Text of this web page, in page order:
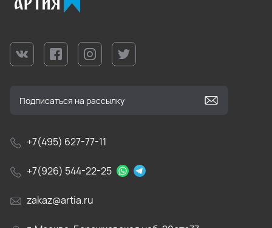
+7(495) 627-77-11
+7(926) 544-22-25
zakaz@artia.ru